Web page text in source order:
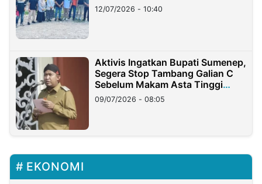
12/07/2026 - 10:40
Aktivis Ingatkan Bupati Sumenep,
Segera Stop Tambang Galian C
Sebelum Makam Asta Tinggi
Longsor
09/07/2026 - 08:05
EKONOMI